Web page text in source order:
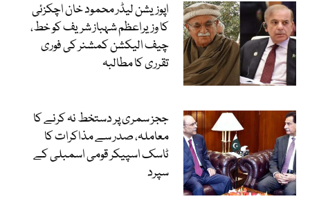
اپوزیشن لیڈر محمود خان اچکزئی
کا وزیراعظم شہباز شریف کو خط،
چیف الیکشن کمشنر کی فوری
تقرری کا مطالبہ
ججز سمری پر دستخط نہ کرنے کا
معاملہ، صدر سے مذاکرات کا
ٹاسک اسپیکر قومی اسمبلی کے
سپرد